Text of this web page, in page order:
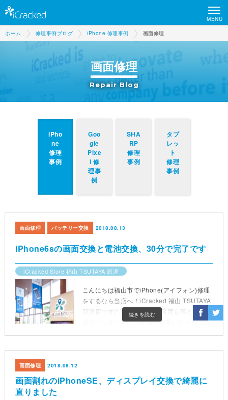
MENU
ホーム 修理事例ブログ iPhone 修理事例 画面修理
画面修理
Repair Blog
iPho
ne
修理
事例
Goo
gle
Pixe
l 修
理事
例
SHA
RP
修理
事例
タブ
レッ
ト
修理
事例
iPhone6sの画面交換と電池交換、30分で完了です
画面修理 バッテリー交換 2018.08.13
iCracked Store 福山 TSUTAYA 新涯
続きを読む
こんにちは福山市でiPhone(アイフォン)修理
をするなら当店へ！iCracked 福山 TSUTAYA
新涯店です(*´꒳`*)iPhoneを何度も落として画
面がバッキバキに…今回の修理レポートは内
画面割れのiPhoneSE、ディスプレイ交換で綺麗に
直りました
画面修理 2018.08.12